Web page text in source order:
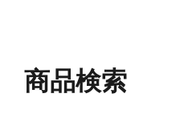
商品検索